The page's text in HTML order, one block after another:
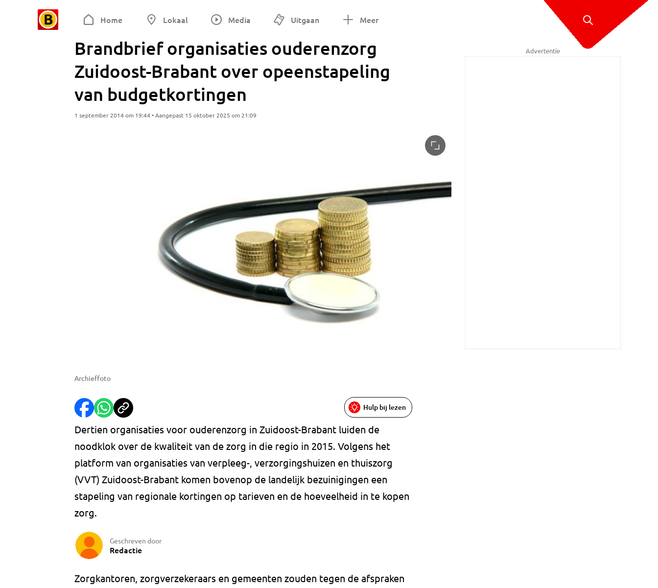
Home Lokaal Media Uitgaan Meer
Brandbrief organisaties ouderenzorg
Zuidoost-Brabant over opeenstapeling
van budgetkortingen
1 september 2014 om 19:44 • Aangepast 15 oktober 2025 om 21:09
Archieffoto
Hulp bij lezen
Dertien organisaties voor ouderenzorg in Zuidoost-Brabant luiden de
noodklok over de kwaliteit van de zorg in die regio in 2015. Volgens het
platform van organisaties van verpleeg-, verzorgingshuizen en thuiszorg
(VVT) Zuidoost-Brabant komen bovenop de landelijk bezuinigingen een
stapeling van regionale kortingen op tarieven en de hoeveelheid in te kopen
zorg.
Geschreven door
Redactie
Zorgkantoren, zorgverzekeraars en gemeenten zouden tegen de afspraken
Advertentie